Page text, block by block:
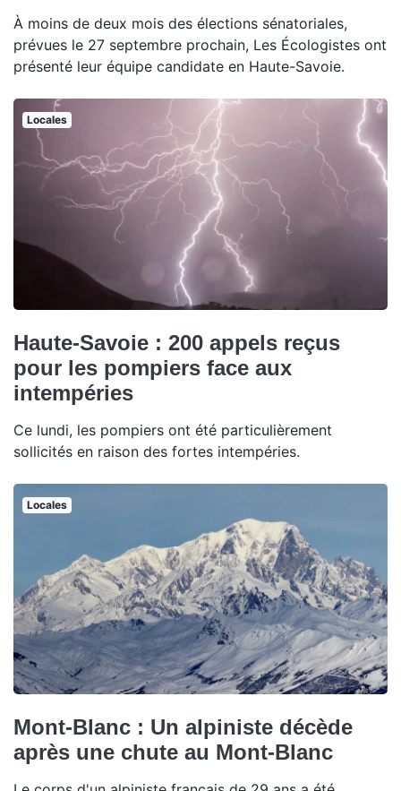
À moins de deux mois des élections sénatoriales,
prévues le 27 septembre prochain, Les Écologistes ont
présenté leur équipe candidate en Haute-Savoie.
Locales
Haute-Savoie : 200 appels reçus
pour les pompiers face aux
intempéries
Ce lundi, les pompiers ont été particulièrement
sollicités en raison des fortes intempéries.
Locales
Mont-Blanc : Un alpiniste décède
après une chute au Mont-Blanc